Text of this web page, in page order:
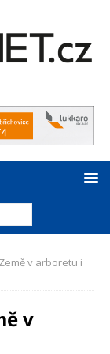
v arboretu i
v